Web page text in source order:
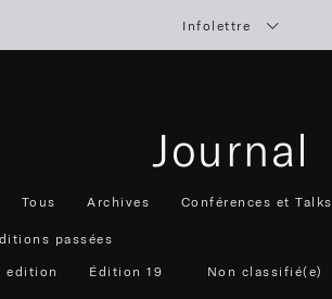
Infolettre
Journal
Tous Archives Conférences et Talks
passées
edition
Édition 19 Non classifié(e)